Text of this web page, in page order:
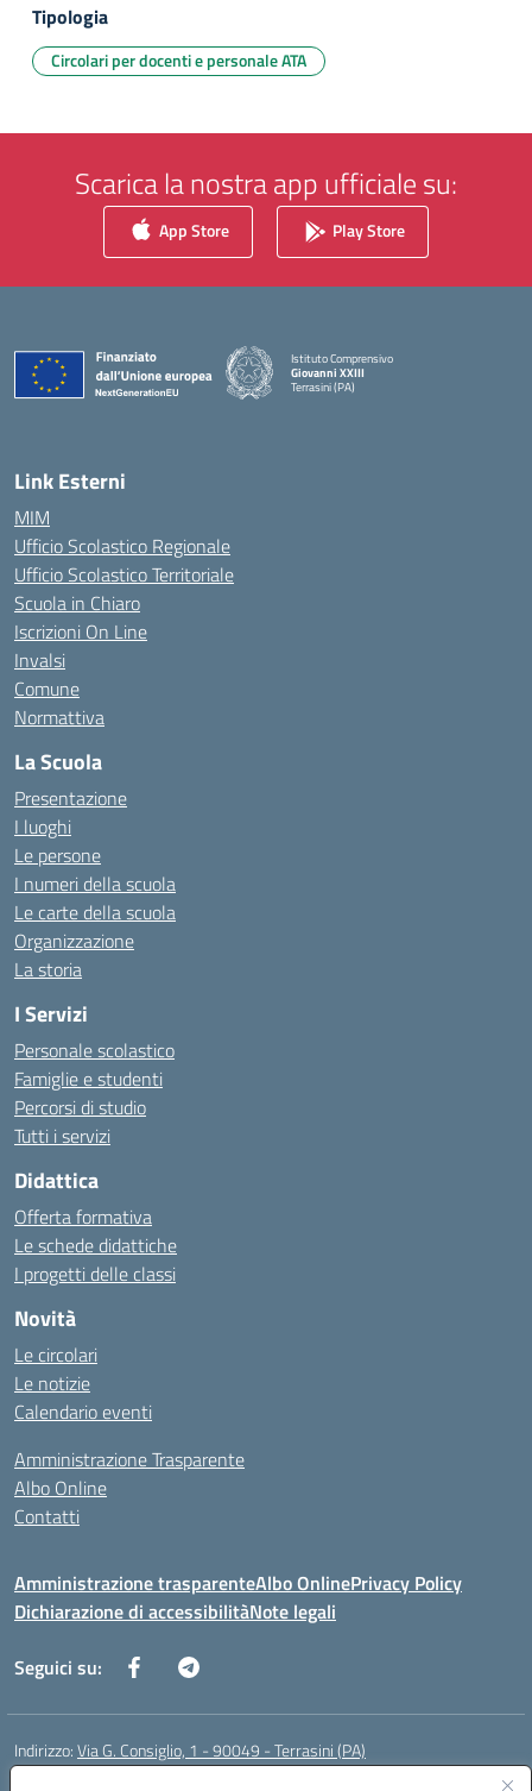
Tipologia
Circolari per docenti e personale ATA
Scarica la nostra app ufficiale su:
App Store Play Store
Istituto Comprensivo
Giovanni XXIII
Terrasini (PA)
Link Esterni
MIM
Ufficio Scolastico Regionale
Ufficio Scolastico Territoriale
Scuola in Chiaro
Iscrizioni On Line
Invalsi
Comune
Normattiva
La Scuola
Presentazione
I luoghi
Le persone
I numeri della scuola
Le carte della scuola
Organizzazione
La storia
I Servizi
Personale scolastico
Famiglie e studenti
Percorsi di studio
Tutti i servizi
Didattica
Offerta formativa
Le schede didattiche
I progetti delle classi
Novità
Le circolari
Le notizie
Calendario eventi
Amministrazione Trasparente
Albo Online
Contatti
Amministrazione trasparenteAlbo OnlinePrivacy Policy
Dichiarazione di accessibilitàNote legali
Seguici su:
Indirizzo:Via G. Consiglio, 1 - 90049 - Terrasini (PA)
Centralino: